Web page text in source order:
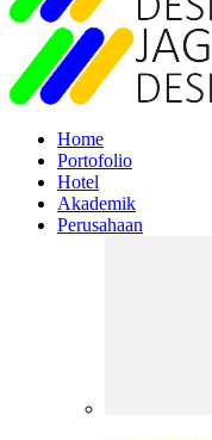
Home
Portofolio
Hotel
Akademik
Perusahaan